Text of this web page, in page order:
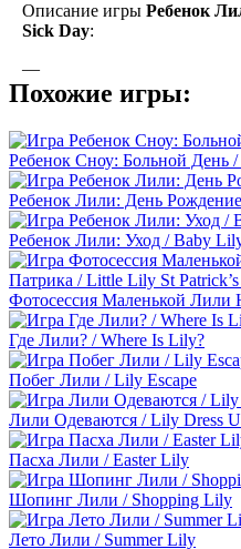
Описание игры Ребенок
Sick Day:
—
Похожие игры:
Ребенок Сноу: Больной День
Ребенок Лили: День
Ребенок Лили: Уход / Baby
Фотосессия Маленькой
Где Лили? / Where Is Lily?
Побег Лили / Lily Escape
Лили Одеваются / Lily Dress
Пасха Лили / Easter Lily
Шопинг Лили / Shopping Lily
Лето Лили / Summer Lily